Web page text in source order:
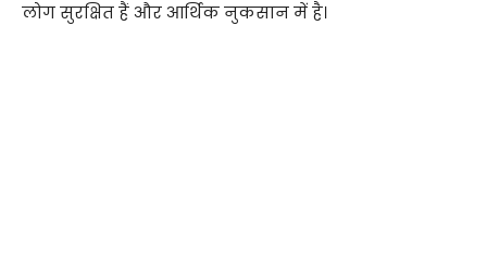
लोग सुरक्षित हैं और आर्थिक नुकसान में है।